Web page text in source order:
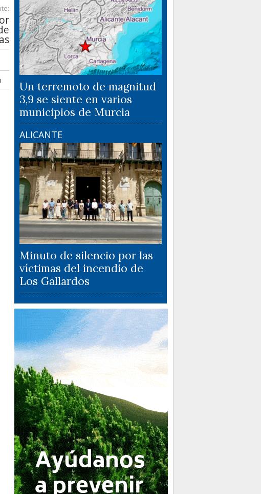
Un terremoto de magnitud
3,9 se siente en varios
municipios de Murcia
ALICANTE
Minuto de silencio por las
víctimas del incendio de
Los Gallardos